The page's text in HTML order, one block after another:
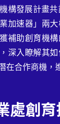
構發展計畫
加速器」兩
補助創育機
深入瞭解其
在合作商機，
處創